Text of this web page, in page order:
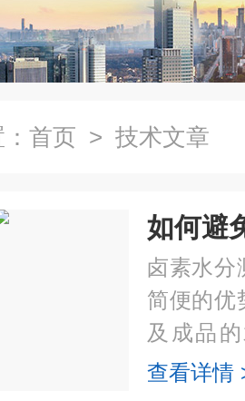
首页 > 技术文章
卤素水分
简便的优
及成品
糖、含淀
查看详情